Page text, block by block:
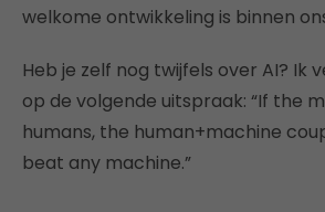
welkome ontwikkeling is binnen
Heb je zelf nog twijfels over AI? Ik
op de volgende uitspraak: “If the
humans, the human+machine
beat any machine.”